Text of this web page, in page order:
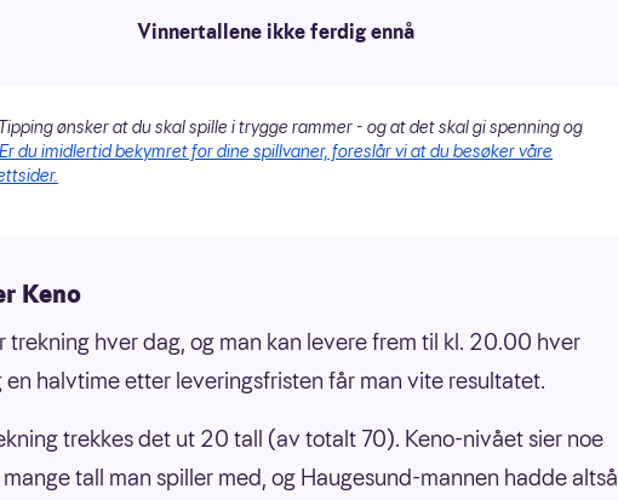
Vinnertallene ikke ferdig ennå
ønsker at du skal spille i trygge rammer - og at det skal gi spenning og
Er du imidlertid bekymret for dine spillvaner, foreslår vi at du besøker våre
Keno
trekning hver dag, og man kan levere frem til kl. 20.00 hver
en halvtime etter leveringsfristen får man vite resultatet.
trekkes det ut 20 tall (av totalt 70). Keno-nivået sier noe
tall man spiller med, og Haugesund-mannen hadde altså